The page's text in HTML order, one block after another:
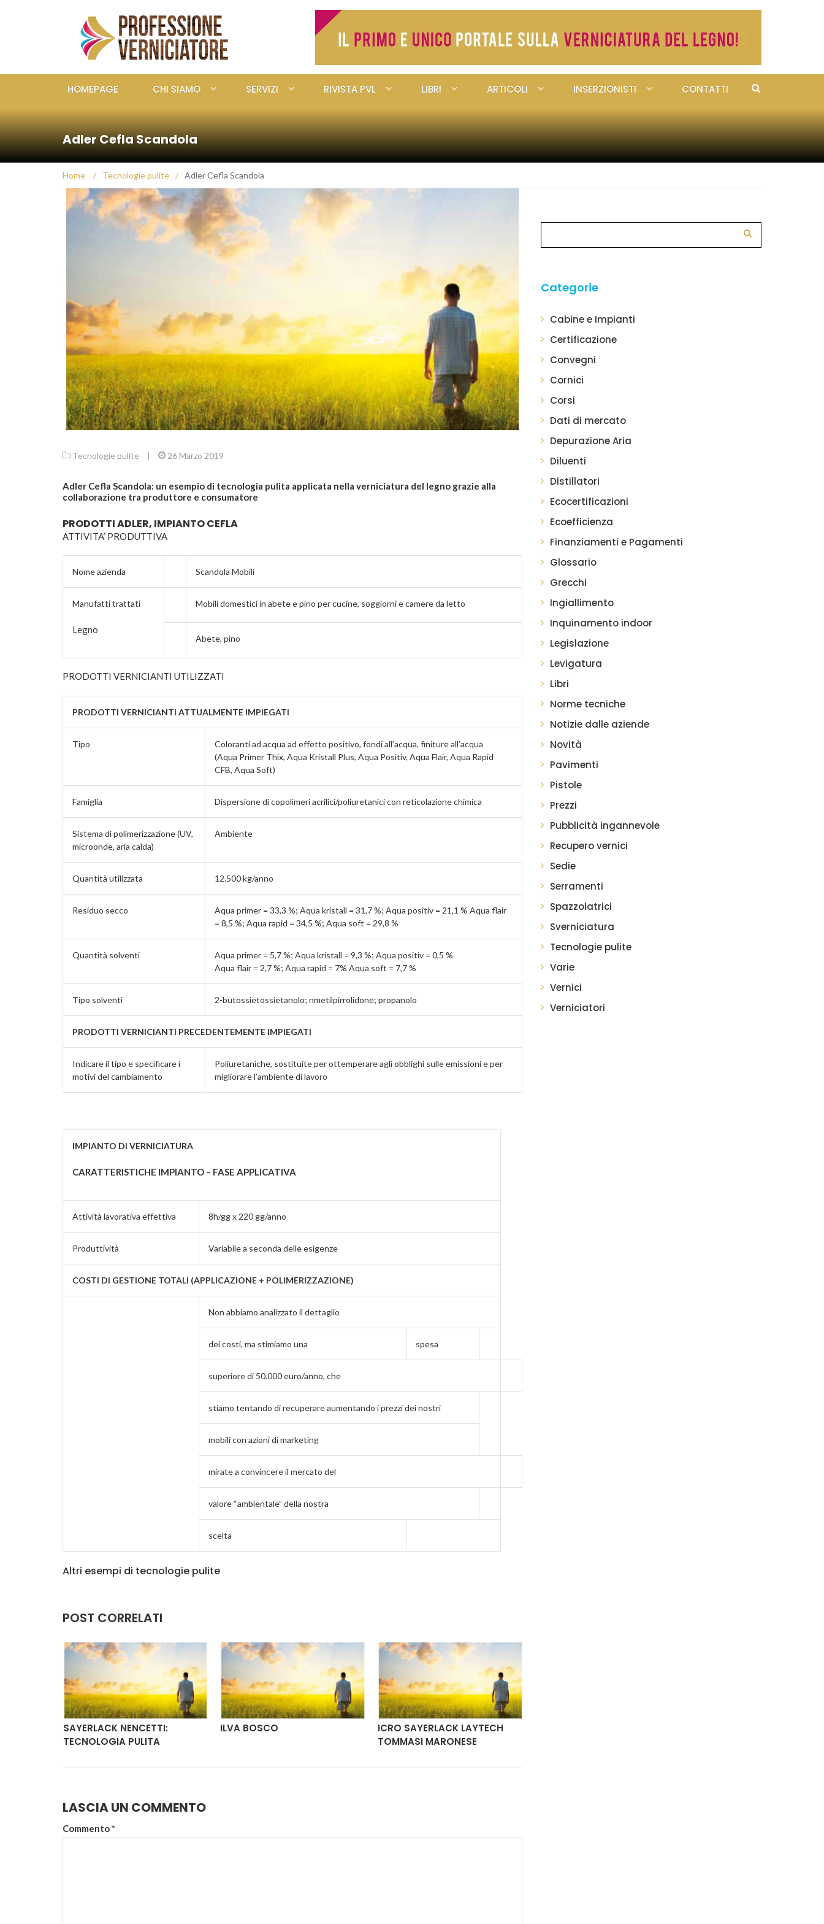
HOMEPAGE CHI SIAMO SERVIZI RIVISTA PVL LIBRI ARTICOLI INSERZIONISTI CONTATTI
Adler Cefla Scandola
Home / Tecnologie pulite / Adler Cefla Scandola
Tecnologie pulite | 26 Marzo 2019
Adler Cefla Scandola: un esempio di tecnologia pulita applicata nella verniciatura del legno grazie alla
collaborazione tra produttore e consumatore
PRODOTTI ADLER, IMPIANTO CEFLA
ATTIVITA’ PRODUTTIVA
Nome azienda Scandola Mobili
Manufatti trattati
Legno
Mobili domestici in abete e pino per cucine, soggiorni e camere da letto
Abete, pino
PRODOTTI VERNICIANTI UTILIZZATI
PRODOTTI VERNICIANTI ATTUALMENTE IMPIEGATI
Tipo
Coloranti ad acqua ad effetto positivo, fondi all’acqua, finiture all’acqua
(Aqua Primer Thix, Aqua Kristall Plus, Aqua Positiv, Aqua Flair, Aqua Rapid
CFB, Aqua Soft)
Famiglia Dispersione di copolimeri acrilici/poliuretanici con reticolazione chimica
Sistema di polimerizzazione (UV,
microonde, aria calda)
Ambiente
Quantità utilizzata 12.500 kg/anno
Residuo secco
Aqua primer = 33,3 %; Aqua kristall = 31,7 %; Aqua positiv = 21,1 % Aqua flair
= 8,5 %; Aqua rapid = 34,5 %; Aqua soft = 29,8 %
Quantità solventi
Aqua primer = 5,7 %; Aqua kristall = 9,3 %; Aqua positiv = 0,5 %
Aqua flair = 2,7 %; Aqua rapid = 7% Aqua soft = 7,7 %
Tipo solventi 2-butossietossietanolo; nmetilpirrolidone; propanolo
PRODOTTI VERNICIANTI PRECEDENTEMENTE IMPIEGATI
Indicare il tipo e specificare i
motivi del cambiamento
Poliuretaniche, sostituite per ottemperare agli obblighi sulle emissioni e per
migliorare l’ambiente di lavoro
IMPIANTO DI VERNICIATURA
CARATTERISTICHE IMPIANTO – FASE APPLICATIVA
Attività lavorativa effettiva 8h/gg x 220 gg/anno
Produttività Variabile a seconda delle esigenze
COSTI DI GESTIONE TOTALI (APPLICAZIONE + POLIMERIZZAZIONE)
Non abbiamo analizzato il dettaglio
dei costi, ma stimiamo una spesa
superiore di 50.000 euro/anno, che
stiamo tentando di recuperare aumentando i prezzi dei nostri
mobili con azioni di marketing
mirate a convincere il mercato del
valore “ambientale” della nostra
scelta
Altri esempi di tecnologie pulite
POST CORRELATI
SAYERLACK NENCETTI:
TECNOLOGIA PULITA
ILVA BOSCO
ICRO SAYERLACK LAYTECH
TOMMASI MARONESE
LASCIA UN COMMENTO
Commento*
Categorie
Cabine e Impianti
Certificazione
Convegni
Cornici
Corsi
Dati di mercato
Depurazione Aria
Diluenti
Distillatori
Ecocertificazioni
Ecoefficienza
Finanziamenti e Pagamenti
Glossario
Grecchi
Ingiallimento
Inquinamento indoor
Legislazione
Levigatura
Libri
Norme tecniche
Notizie dalle aziende
Novità
Pavimenti
Pistole
Prezzi
Pubblicità ingannevole
Recupero vernici
Sedie
Serramenti
Spazzolatrici
Sverniciatura
Tecnologie pulite
Varie
Vernici
Verniciatori